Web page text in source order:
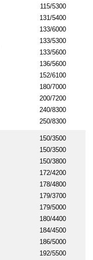
115/5300
131/5400
133/6000
133/5300
133/5600
136/5600
152/6100
180/7000
200/7200
240/8300
250/8300
150/3500
150/3500
150/3800
172/4200
178/4800
179/3700
179/5000
180/4400
184/4500
186/5000
192/5500